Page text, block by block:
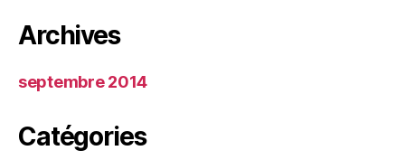
Archives
septembre 2014
Catégories